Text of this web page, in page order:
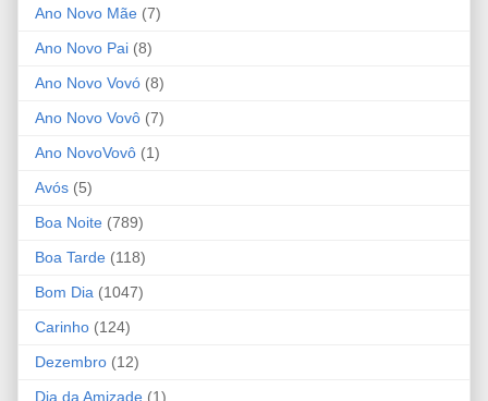
Ano Novo Mãe (7)
Ano Novo Pai (8)
Ano Novo Vovó (8)
Ano Novo Vovô (7)
Ano NovoVovô (1)
Avós (5)
Boa Noite (789)
Boa Tarde (118)
Bom Dia (1047)
Carinho (124)
Dezembro (12)
Dia da Amizade (1)